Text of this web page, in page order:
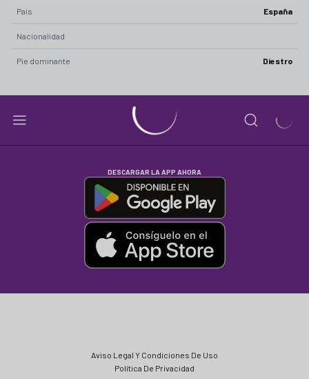
País España
Nacionalidad
Pie dominante Diestro
DESCARGAR LA APP AHORA
Aviso Legal Y Condiciones De Uso
Política De Privacidad